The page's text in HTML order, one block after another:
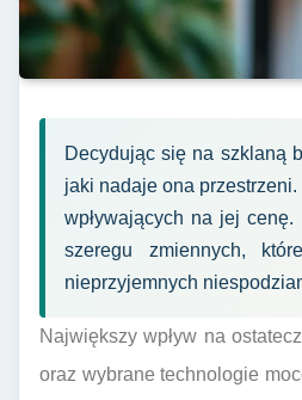
Decydując się na szklaną
jaki nadaje ona
wpływających na jej
szeregu zmiennych,
nieprzyjemnych
Największy wpływ na
oraz wybrane technologie